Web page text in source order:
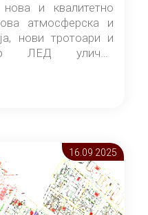
нова и квалитетно
атмосферска и
нови тротоари и
ЛЕД улично
16.09 2025